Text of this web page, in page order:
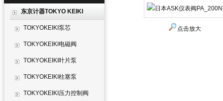
东京计器TOKYO KEIKI
TOKYOKEIKI泵芯
TOKYOKEIKI电磁阀
TOKYOKEIKI叶片泵
TOKYOKEIKI柱塞泵
TOKYOKEIKI压力控制阀
点击放大